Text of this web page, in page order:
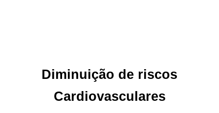
Diminuição de riscos
Cardiovasculares